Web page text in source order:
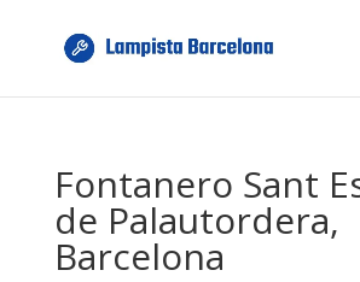
Fontanero Sant
de Palautordera,
Barcelona